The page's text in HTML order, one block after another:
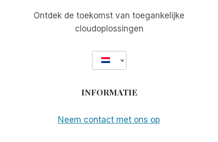
Ontdek de toekomst van toegankelijke
cloudoplossingen
INFORMATIE
Neem contact met ons op